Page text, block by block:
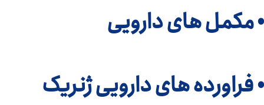
• مکمل های دارویی
• فراورده های دارویی ژنریک